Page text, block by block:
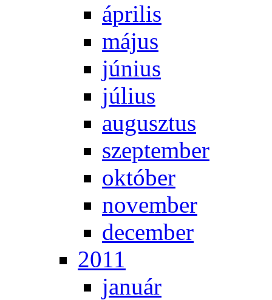
áp­ri­lis
má­jus
jú­ni­us
jú­li­us
au­gusz­tus
szep­tem­ber
ok­tó­ber
no­vem­ber
de­cem­ber
2011
ja­nu­ár